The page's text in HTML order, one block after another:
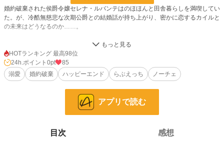
婚約破棄された侯爵令嬢セレナ・ルバンテはのほほんと田舎暮らしを満喫してい
た。が、冷酷無慈悲な次期公爵との結婚話が持ち上がり、密かに恋するカイルと
の未来はどうなるのか……。
只々セレナが寵愛されるだけのとても短いお話ですಇ ̖́
※は少し甘々なシーン
★はがっつりR18のいちゃいちゃシーンです
◇他サイト様でも公開中です。
228,907 位 / 228,907 件
66,389 位 / 66,389 件
HOTランキング 最高98位
24h.ポイント 0pt
85
溺愛
婚約破棄 ハッピーエンド らぶえっち ノーチェ
アプリで読む
目次 感想